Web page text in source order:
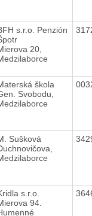
s.r.o. Penzión
20,
škola
Svobodu,
Sušková
s.r.o.
94.